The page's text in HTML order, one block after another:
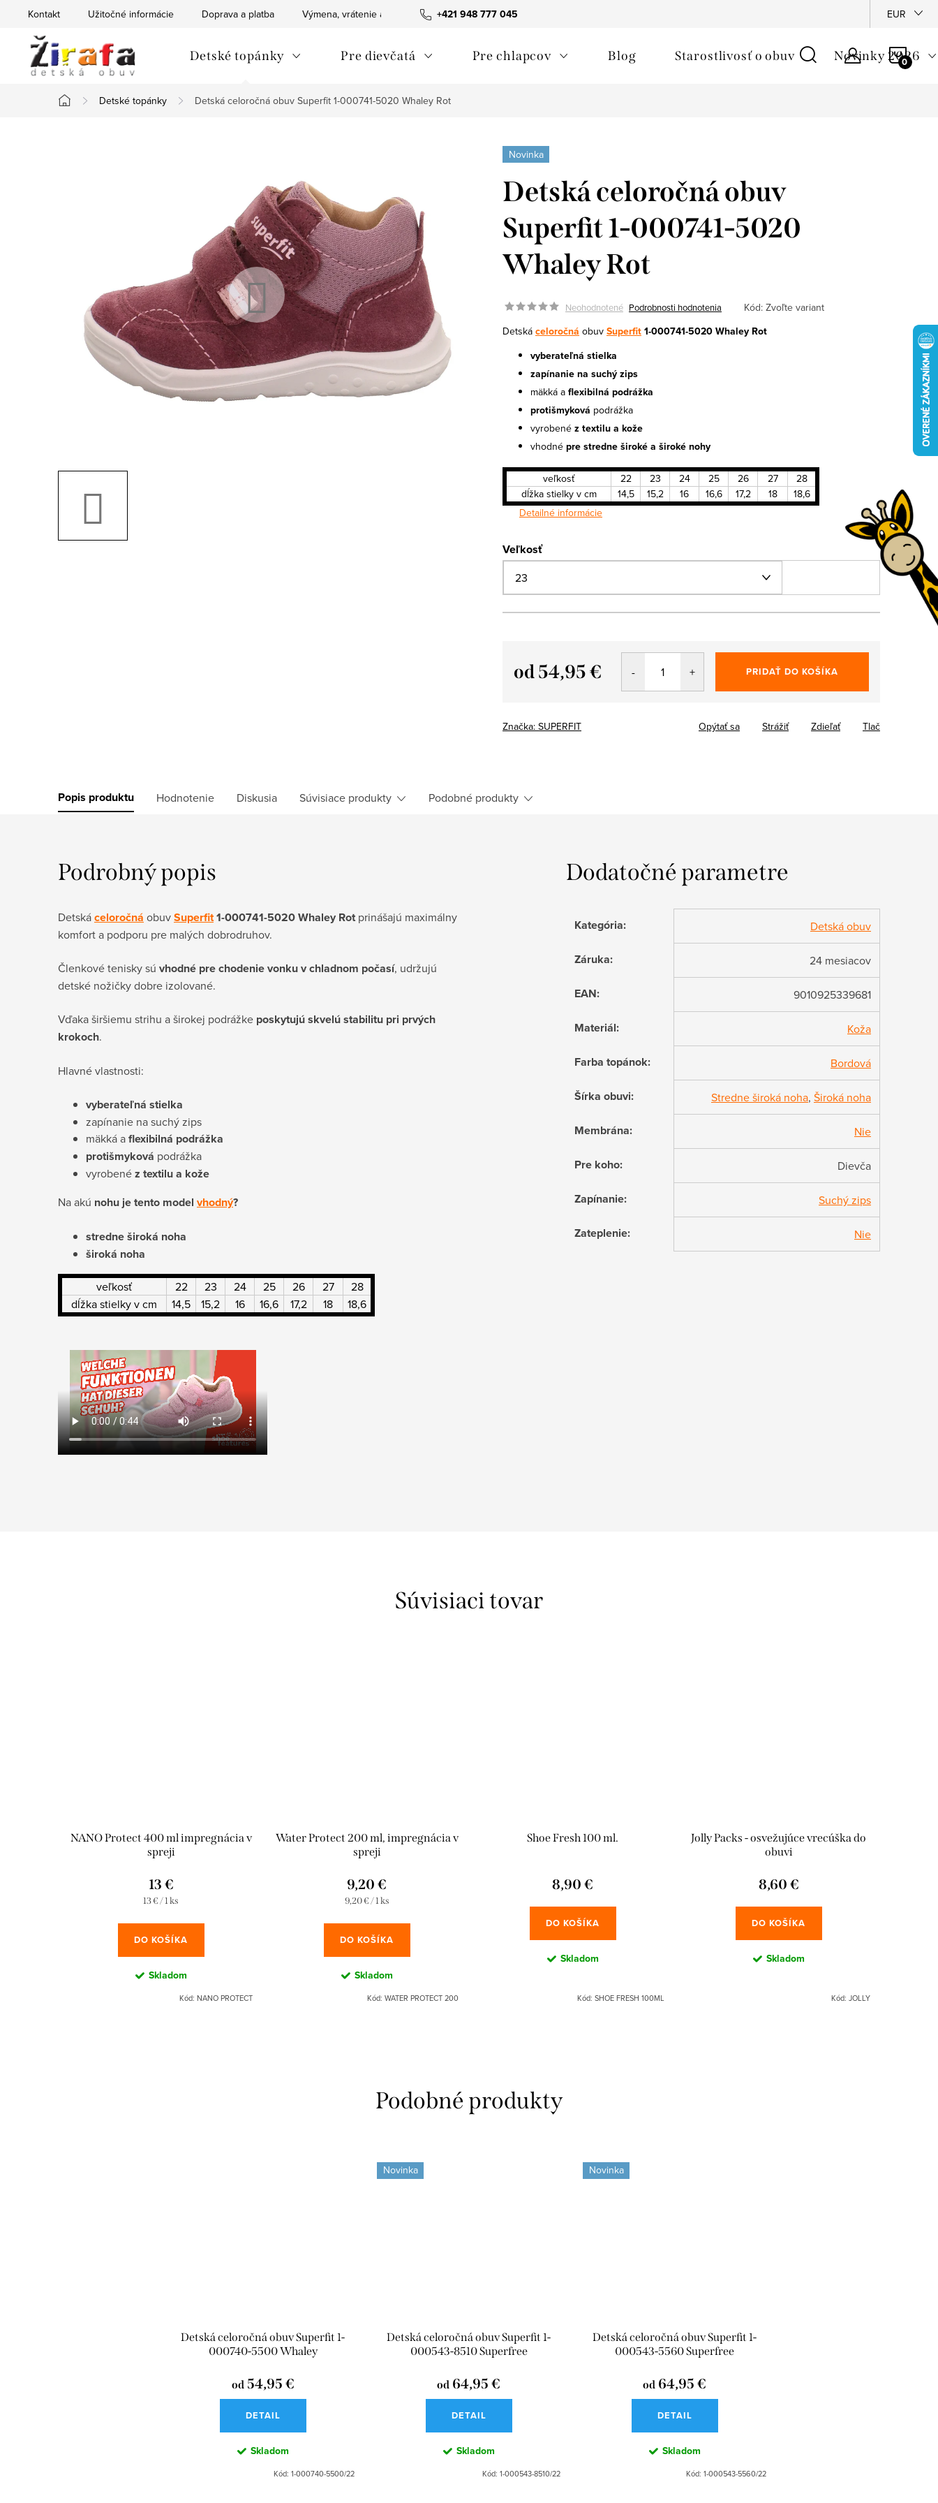
+421 948 777 045
Kontakt Užitočné informácie Doprava a platba Výmena, vrátenie a reklamácie tovaru Ako nakupovať Ochrana osobných
EUR
Detské topánky Pre dievčatá Pre chlapcov Blog Starostlivosť o obuv Novinky 2026
Domov
Detské topánky Detská celoročná obuv Superfit 1-000741-5020 Whaley Rot
Novinka
Detská celoročná obuv
Superfit 1-000741-5020
Whaley Rot
Neohodnotené Podrobnosti hodnotenia Kód: Zvoľte variant
Detská celoročná obuv Superfit1-000741-5020 Whaley Rot
vyberateľná stielka
zapínanie na suchý zips
mäkká a flexibilná podrážka
protišmyková podrážka
vyrobené z textilu a kože
vhodné pre stredne široké a široké nohy
veľkosť 22 23 24 25 26 27
28
dĺžka stielky v cm
14,5 15,2 16 16,6 17,2 18
18,6
Detailné informácie
Veľkosť
od54,95 € PRIDAŤ DO KOŠÍKA
Značka: SUPERFIT Tlač
Opýtať sa Strážiť Zdieľať
Popis produktu Hodnotenie Diskusia Súvisiace produkty Podobné produkty
Podrobný popis
Detskáceloročná obuvSuperfit1-000741-5020 Whaley Rotprinášajú maximálny
komfort a podporu pre malých dobrodruhov.
Členkové tenisky sú vhodné pre chodenie vonku v chladnom počasí, udržujú
detské nožičky dobre izolované.
Vďaka širšiemu strihu a širokej podrážke poskytujú skvelú stabilitu pri prvých
krokoch.
Hlavné vlastnosti:
vyberateľná stielka
zapínanie na suchý zips
mäkká aflexibilná podrážka
protišmyková podrážka
vyrobenéz textilu a kože
Na akú nohu je tento model vhodný?
stredne široká noha
široká noha
veľkosť 22 23 24 25 26 27
28
dĺžka stielky v cm
14,5 15,2 16 16,6 17,2 18 18,6
Dodatočné parametre
Kategória: Detská obuv
Záruka: 24 mesiacov
EAN: 9010925339681
Materiál: Koža
Farba topánok: Bordová
Šírka obuvi: Stredne široká noha, Široká noha
Membrána: Nie
Pre koho: Dievča
Zapínanie: Suchý zips
Zateplenie: Nie
Súvisiaci tovar
NANO Protect 400 ml impregnácia v
spreji
13 €
Jednotková
13 € / 1 ks
DO KOŠÍKA
Skladom
Kód: NANO PROTECT
Water Protect 200 ml, impregnácia v
spreji
9,20 €
Jednotková
9,20 € / 1 ks
DO KOŠÍKA
Skladom
Kód: WATER PROTECT 200
Shoe Fresh 100 ml.
8,90 €
DO KOŠÍKA
Skladom
Kód: SHOE FRESH 100ML
Jolly Packs - osvežujúce vrecúška do
obuvi
8,60 €
DO KOŠÍKA
Skladom
Kód: JOLLY
Detská celoročná obuv Superfit 1-
000740-5500 Whaley
od54,95 €
DETAIL
Skladom
Kód: 1-000740-5500/22
Novinka
Detská celoročná obuv Superfit 1-
000543-8510 Superfree
od 64,95 €
DETAIL
Skladom
Kód: 1-000543-8510/22
Novinka
Detská celoročná obuv Superfit 1-
000543-5560 Superfree
od 64,95 €
DETAIL
Skladom
Kód: 1-000543-5560/22